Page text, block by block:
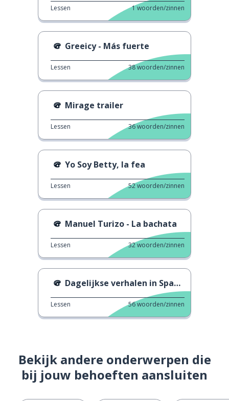
Lessen 1woorden/zinnen
Greeicy - Más fuerte
Lessen 38woorden/zinnen
Mirage trailer
Lessen 36woorden/zinnen
Yo Soy Betty, la fea
Lessen 52woorden/zinnen
Manuel Turizo - La bachata
Lessen 32woorden/zinnen
Dagelijkse verhalen in Spanje
Lessen 56woorden/zinnen
Bekijk andere onderwerpen die
bij jouw behoeften aansluiten